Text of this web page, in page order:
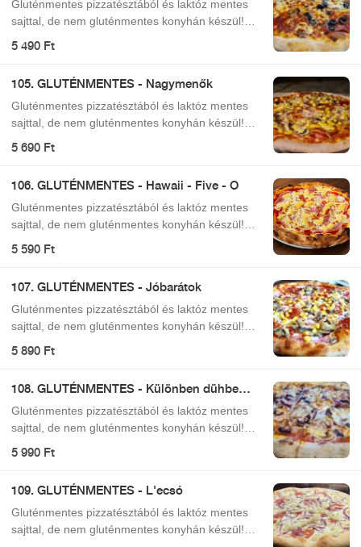
tudatában rendeljen!
Gluténmentes pizzatésztából és laktóz mentes
sajttal, de nem gluténmentes konyhán készül!
Ezért felhívjuk kedves vendégeink figyelmét, hogy
mindenki vegye ezt figyelembe és ennek
tudatában rendeljen!
5 490 Ft
105. GLUTÉNMENTES - Nagymenők
Gluténmentes pizzatésztából és laktóz mentes
sajttal, de nem gluténmentes konyhán készül!
Ezért felhívjuk kedves vendégeink figyelmét, hogy
mindenki vegye ezt figyelembe és ennek
tudatában rendeljen!
5 690 Ft
106. GLUTÉNMENTES - Hawaii - Five - O
Gluténmentes pizzatésztából és laktóz mentes
sajttal, de nem gluténmentes konyhán készül!
Ezért felhívjuk kedves vendégeink figyelmét, hogy
mindenki vegye ezt figyelembe és ennek
tudatában rendeljen!
5 590 Ft
107. GLUTÉNMENTES - Jóbarátok
Gluténmentes pizzatésztából és laktóz mentes
sajttal, de nem gluténmentes konyhán készül!
Ezért felhívjuk kedves vendégeink figyelmét, hogy
mindenki vegye ezt figyelembe és ennek
tudatában rendeljen!
5 890 Ft
108. GLUTÉNMENTES - Különben dühbe
Gluténmentes pizzatésztából és laktóz mentes
sajttal, de nem gluténmentes konyhán készül!
Ezért felhívjuk kedves vendégeink figyelmét, hogy
mindenki vegye ezt figyelembe és ennek
tudatában rendeljen!
5 990 Ft
109. GLUTÉNMENTES - L'ecsó
Gluténmentes pizzatésztából és laktóz mentes
sajttal, de nem gluténmentes konyhán készül!